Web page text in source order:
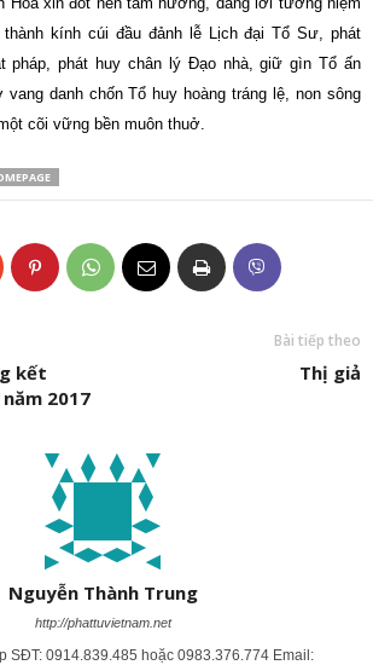
thành kính cúi đầu đảnh lễ Lịch đại Tổ Sư, phát
pháp, phát huy chân lý Đạo nhà, giữ gìn Tổ ấn
danh chốn Tổ huy hoàng tráng lệ, non sông
cõi vững bền muôn thuở.
kết
2017
Bài tiếp theo
Thị giả
Nguyễn Thành Trung
http://phattuvietnam.net
SĐT: 0914.839.485 hoặc 0983.376.774 Email: